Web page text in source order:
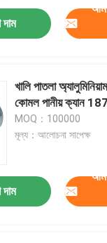
খালি পাতলা
কোমল পানীয় ক্যান
MOQ：100000
মূল্য：আলোচনা সাপেক্ষ